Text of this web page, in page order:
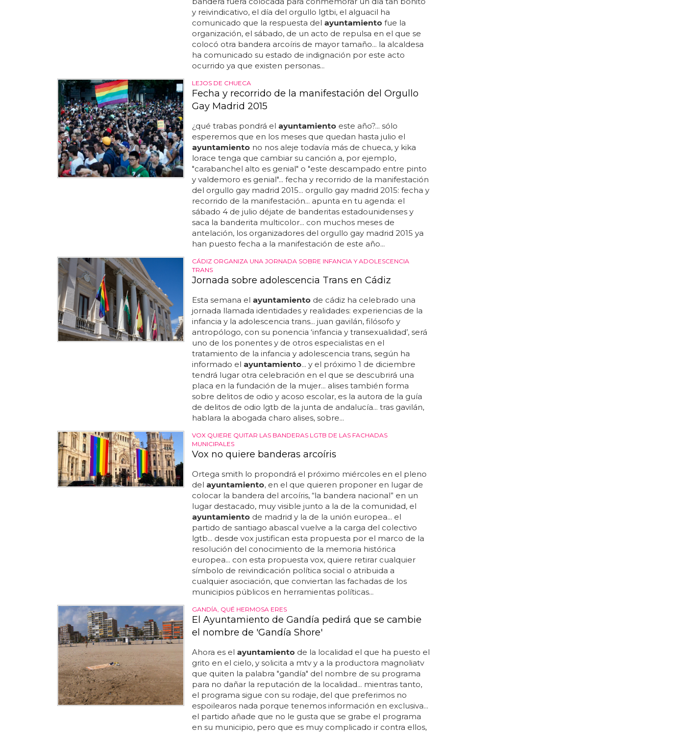
y reivindicativo, el día del orgullo lgtbi, el alguacil ha
comunicado que la respuesta del ayuntamiento fue la
organización, el sábado, de un acto de repulsa en el que se
colocó otra bandera arcoíris de mayor tamaño... la alcaldesa
ha comunicado su estado de indignación por este acto
ocurrido ya que existen personas...
LEJOS DE CHUECA
Fecha y recorrido de la manifestación del Orgullo
Gay Madrid 2015
¿qué trabas pondrá el ayuntamiento este año?... sólo
esperemos que en los meses que quedan hasta julio el
ayuntamiento no nos aleje todavía más de chueca, y kika
lorace tenga que cambiar su canción a, por ejemplo,
"carabanchel alto es genial" o "este descampado entre pinto
y valdemoro es genial"... fecha y recorrido de la manifestación
del orgullo gay madrid 2015... orgullo gay madrid 2015: fecha y
recorrido de la manifestación... apunta en tu agenda: el
sábado 4 de julio déjate de banderitas estadounidenses y
saca la banderita multicolor... con muchos meses de
antelación, los organizadores del orgullo gay madrid 2015 ya
han puesto fecha a la manifestación de este año...
CÁDIZ ORGANIZA UNA JORNADA SOBRE INFANCIA Y ADOLESCENCIA
TRANS
Jornada sobre adolescencia Trans en Cádiz
Esta semana el ayuntamiento de cádiz ha celebrado una
jornada llamada identidades y realidades: experiencias de la
infancia y la adolescencia trans... juan gavilán, filósofo y
antropólogo, con su ponencia ‘infancia y transexualidad’, será
uno de los ponentes y de otros especialistas en el
tratamiento de la infancia y adolescencia trans, según ha
informado el ayuntamiento... y el próximo 1 de diciembre
tendrá lugar otra celebración en el que se descubrirá una
placa en la fundación de la mujer... alises también forma
sobre delitos de odio y acoso escolar, es la autora de la guía
de delitos de odio lgtb de la junta de andalucía... tras gavilán,
hablara la abogada charo alises, sobre...
VOX QUIERE QUITAR LAS BANDERAS LGTB DE LAS FACHADAS
MUNICIPALES
Vox no quiere banderas arcoíris
Ortega smith lo propondrá el próximo miércoles en el pleno
del ayuntamiento, en el que quieren proponer en lugar de
colocar la bandera del arcoíris, “la bandera nacional” en un
lugar destacado, muy visible junto a la de la comunidad, el
ayuntamiento de madrid y la de la unión europea... el
partido de santiago abascal vuelve a la carga del colectivo
lgtb... desde vox justifican esta propuesta por el marco de la
resolución del conocimiento de la memoria histórica
europea... con esta propuesta vox, quiere retirar cualquier
símbolo de reivindicación política social o atribuida a
cualquier asociación, que conviertan las fachadas de los
municipios públicos en herramientas políticas...
GANDÍA, QUÉ HERMOSA ERES
El Ayuntamiento de Gandía pedirá que se cambie
el nombre de 'Gandía Shore'
Ahora es el ayuntamiento de la localidad el que ha puesto el
grito en el cielo, y solicita a mtv y a la productora magnoliatv
que quiten la palabra "gandía" del nombre de su programa
para no dañar la reputación de la localidad... mientras tanto,
el programa sigue con su rodaje, del que preferimos no
espoilearos nada porque tenemos información en exclusiva...
el partido añade que no le gusta que se grabe el programa
en su municipio, pero que es muy complicado ir contra ellos,